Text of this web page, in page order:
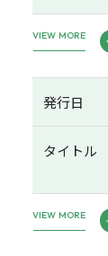
VIEW MORE
発行日
タイトル
VIEW MORE